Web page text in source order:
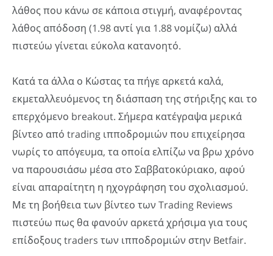
λάθος που κάνω σε κάποια στιγμή, αναφέροντας
λάθος απόδοση (1.98 αντί για 1.88 νομίζω) αλλά
πιστεύω γίνεται εύκολα κατανοητό.
Κατά τα άλλα ο Κώστας τα πήγε αρκετά καλά,
εκμεταλλευόμενος τη διάσπαση της στήριξης και το
επερχόμενο breakout. Σήμερα κατέγραψα μερικά
βίντεο από trading ιπποδρομιών που επιχείρησα
νωρίς το απόγευμα, τα οποία ελπίζω να βρω χρόνο
να παρουσιάσω μέσα στο Σαββατοκύριακο, αφού
είναι απαραίτητη η ηχογράφηση του σχολιασμού.
Με τη βοήθεια των βίντεο των Trading Reviews
πιστεύω πως θα φανούν αρκετά χρήσιμα για τους
επίδοξους traders των ιπποδρομιών στην Betfair.